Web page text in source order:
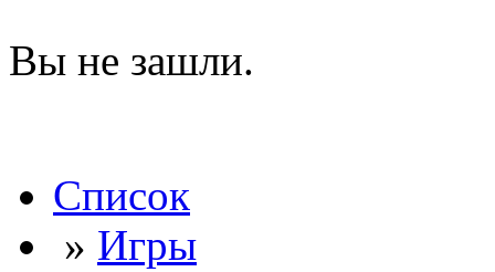
Вы не зашли.
Список
» Игры